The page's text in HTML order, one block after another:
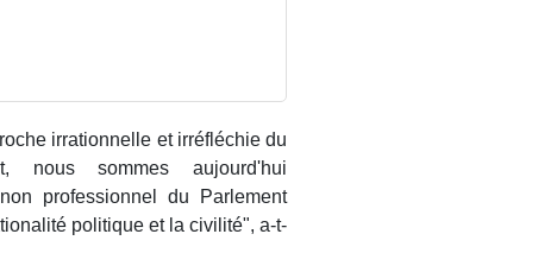
irrationnelle et irréfléchie du
nous sommes aujourd'hui
professionnel du Parlement
politique et la civilité", a-t-